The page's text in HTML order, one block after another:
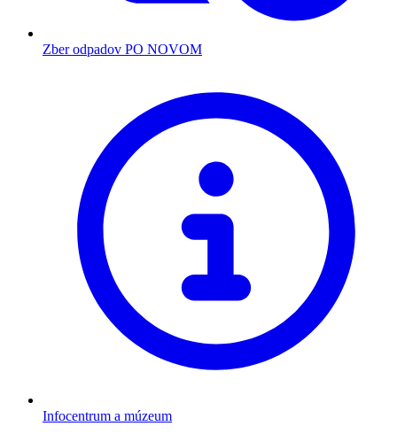
Zber odpadov PO NOVOM
Infocentrum a múzeum